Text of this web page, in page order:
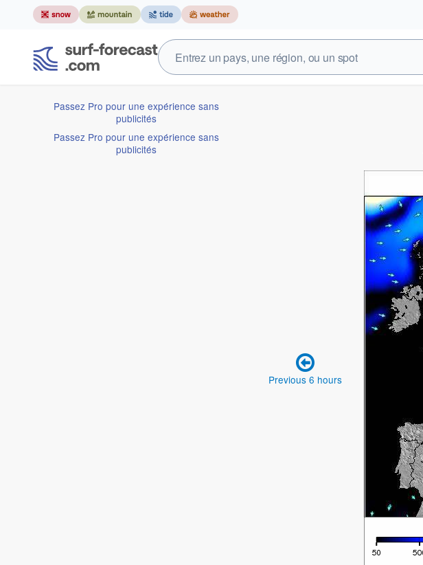
Passez Pro pour une expérience sans
publicités
Passez Pro pour une expérience sans
publicités
Previous 6 hours